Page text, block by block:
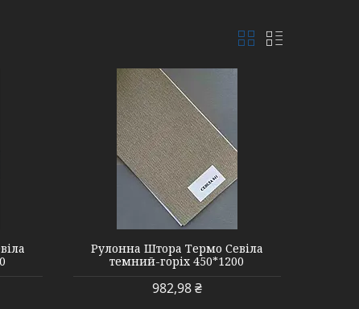
Рулонна Штора Термо Севіла
темний-горіх 450*1200
982,98 ₴